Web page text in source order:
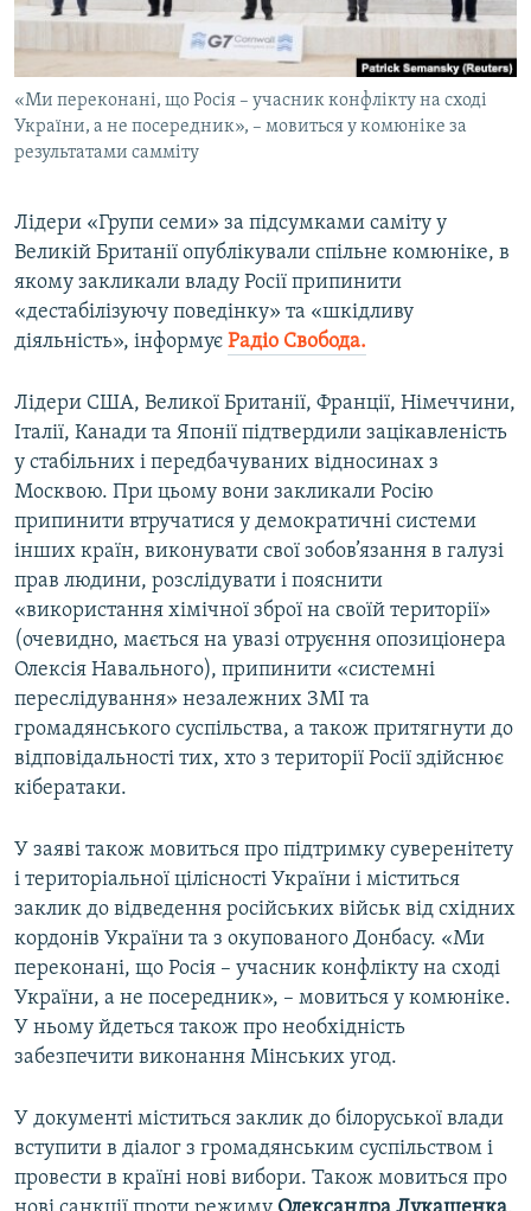
ВІДЕОУРОКИ «ELIFBE»
УКРАЇНСЬКА ПРОБЛЕМА КРИМУ
ІНФОГРАФІКА
Qırımtatar
ДОЛУЧАЙСЯ!
Усі сайти RFE/RL
«Ми переконані, що Росія – учасник конфлікту на сході
України, а не посередник», – мовиться у комюніке за
результатами самміту
Лідери «Групи семи» за підсумками саміту у
Великій Британії опублікували спільне комюніке, в
якому закликали владу Росії припинити
«дестабілізуючу поведінку» та «шкідливу
діяльність», інформує Радіо Свобода.
Лідери США, Великої Британії, Франції, Німеччини,
Італії, Канади та Японії підтвердили зацікавленість
у стабільних і передбачуваних відносинах з
Москвою. При цьому вони закликали Росію
припинити втручатися у демократичні системи
інших країн, виконувати свої зобов’язання в галузі
прав людини, розслідувати і пояснити
«використання хімічної зброї на своїй території»
(очевидно, мається на увазі отруєння опозиціонера
Олексія Навального), припинити «системні
переслідування» незалежних ЗМІ та
громадянського суспільства, а також притягнути до
відповідальності тих, хто з території Росії здійснює
кібератаки.
У заяві також мовиться про підтримку суверенітету
і територіальної цілісності України і міститься
заклик до відведення російських військ від східних
кордонів України та з окупованого Донбасу. «Ми
переконані, що Росія – учасник конфлікту на сході
України, а не посередник», – мовиться у комюніке.
У ньому йдеться також про необхідність
забезпечити виконання Мінських угод.
У документі міститься заклик до білоруської влади
вступити в діалог з громадянським суспільством і
провести в країні нові вибори. Також мовиться про